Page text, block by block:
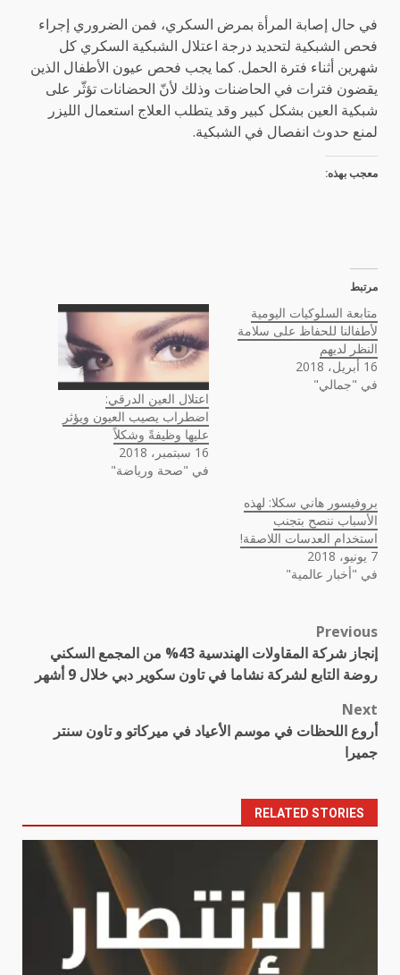
في حال إصابة المرأة بمرض السكري، فمن الضروري إجراء
فحص الشبكية لتحديد درجة اعتلال الشبكية السكري كل
شهرين أثناء فترة الحمل. كما يجب فحص عيون الأطفال الذين
يقضون فترات في الحاضنات وذلك لأنّ الحضانات تؤثّر على
شبكية العين بشكل كبير وقد يتطلب العلاج استعمال الليزر
لمنع حدوث انفصال في الشبكية.
معجب بهذه:
مرتبط
متابعة السلوكيات اليومية
لأطفالنا للحفاظ على سلامة
النظر لديهم
16 أبريل، 2018
في "جمالي"
اعتلال العين الدرقي:
اضطراب يصيب العيون ويؤثر
عليها وظيفةً وشكلاً
16 سبتمبر، 2018
في "صحة ورياضة"
بروفيسور هاني سكلا: لهذه
الأسباب ننصح بتجنب
استخدام العدسات اللاصقة!
7 يونيو، 2018
في "أخبار عالمية"
Post
navigation
Previous
إنجاز شركة المقاولات الهندسية 43% من المجمع السكني
روضة التابع لشركة نشاما في تاون سكوير دبي خلال 9 أشهر
Next
أروع اللحظات في موسم الأعياد في ميركاتو و تاون سنتر
جميرا
RELATED STORIES